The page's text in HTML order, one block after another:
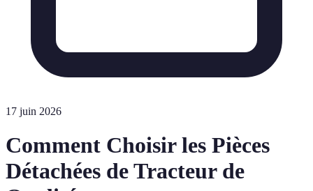
17 juin 2026
Comment Choisir les Pièces
Détachées de Tracteur de